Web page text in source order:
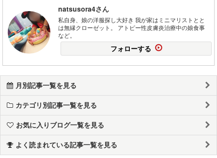
natsusora4さん
私自身、娘の洋服探し大好き 我が家はミニマリストとと
は無縁クローゼット。 アトピー性皮膚炎治療中の娘食事
など。
フォローする
月別記事一覧を見る
カテゴリ別記事一覧を見る
お気に入りブログ一覧を見る
よく読まれている記事一覧を見る